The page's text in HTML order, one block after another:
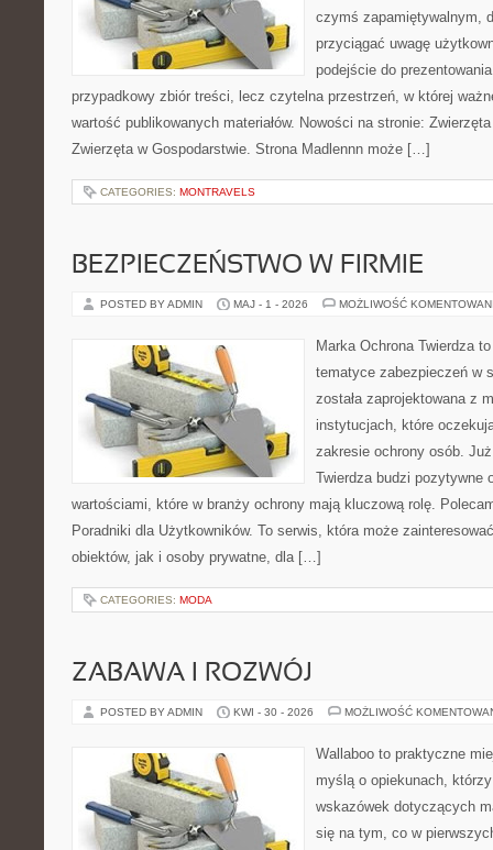
czymś zapamiętywalnym,
przyciągać uwagę
podejście do
przypadkowy zbiór treści, lecz czytelna przestrzeń, w której
wartość publikowanych materiałów. Nowości na stronie:
Zwierzęta w Gospodarstwie. Strona Madlennn może […]
CATEGORIES: MONTRAVELS
BEZPIECZEŃSTWO W FIRMIE
POSTED BY ADMIN MAJ - 1 - 2026 MOŻLIWOŚĆ
Marka Ochrona Twierdza
tematyce zabezpieczeń w
została zaprojektowana z
instytucjach, które
zakresie ochrony osób.
Twierdza budzi pozytywne
wartościami, które w branży ochrony mają kluczową rolę.
Poradniki dla Użytkowników. To serwis, która może
obiektów, jak i osoby prywatne, dla […]
CATEGORIES: MODA
ZABAWA I ROZWÓJ
POSTED BY ADMIN KWI - 30 - 2026 MOŻLIWOŚĆ
Wallaboo to praktyczne
myślą o opiekunach,
wskazówek dotyczących
się na tym, co w